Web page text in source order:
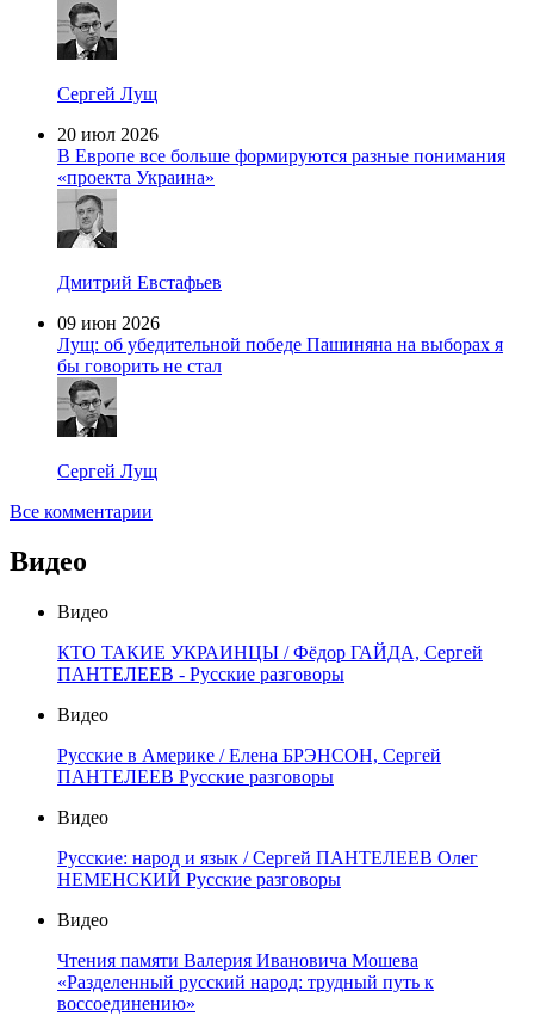
Сергей Лущ
20 июл 2026
В Европе все больше формируются разные понимания
«проекта Украина»
Дмитрий Евстафьев
09 июн 2026
Лущ: об убедительной победе Пашиняна на выборах я
бы говорить не стал
Сергей Лущ
Все комментарии
Видео
Видео
КТО ТАКИЕ УКРАИНЦЫ / Фёдор ГАЙДА, Сергей
ПАНТЕЛЕЕВ - Русские разговоры
Видео
Русские в Америке / Елена БРЭНСОН, Сергей
ПАНТЕЛЕЕВ Русские разговоры
Видео
Русские: народ и язык / Сергей ПАНТЕЛЕЕВ Олег
НЕМЕНСКИЙ Русские разговоры
Видео
Чтения памяти Валерия Ивановича Мошева
«Разделенный русский народ: трудный путь к
воссоединению»